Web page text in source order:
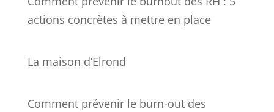
actions concrètes à mettre en place
La maison d’Elrond
Comment prévenir le burn-out des